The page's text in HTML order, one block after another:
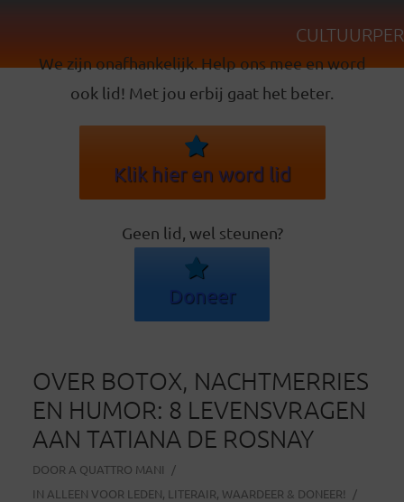
We zijn onafhankelijk. Help ons mee en word
ook lid! Met jou erbij gaat het beter.
Klik hier en word lid
Geen lid, wel steunen?
Doneer
OVER BOTOX, NACHTMERRIES
EN HUMOR: 8 LEVENSVRAGEN
AAN TATIANA DE ROSNAY
DOOR A QUATTRO MANI
IN ALLEEN VOOR LEDEN, LITERAIR, WAARDEER & DONEER!